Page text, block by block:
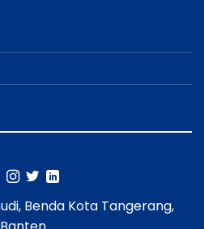
Benda Kota Tangerang,